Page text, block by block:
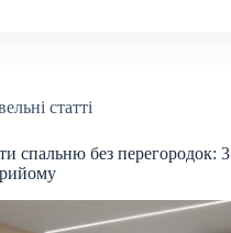
статті
спальню без перегородок: 3